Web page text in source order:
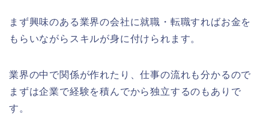
まず興味のある業界の会社に就職・転職すればお金を
もらいながらスキルが身に付けられます。
業界の中で関係が作れたり、仕事の流れも分かるので
まずは企業で経験を積んでから独立するのもありで
す。